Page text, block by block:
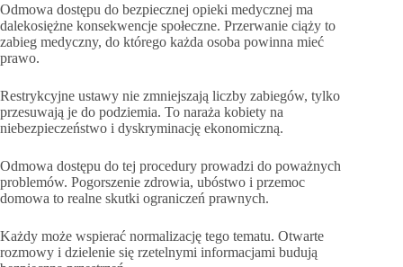
Odmowa dostępu do bezpiecznej opieki medycznej ma
dalekosiężne konsekwencje społeczne. Przerwanie ciąży to
zabieg medyczny, do którego każda osoba powinna mieć
prawo.
Restrykcyjne ustawy nie zmniejszają liczby zabiegów, tylko
przesuwają je do podziemia. To naraża kobiety na
niebezpieczeństwo i dyskryminację ekonomiczną.
Odmowa dostępu do tej procedury prowadzi do poważnych
problemów. Pogorszenie zdrowia, ubóstwo i przemoc
domowa to realne skutki ograniczeń prawnych.
Każdy może wspierać normalizację tego tematu. Otwarte
rozmowy i dzielenie się rzetelnymi informacjami budują